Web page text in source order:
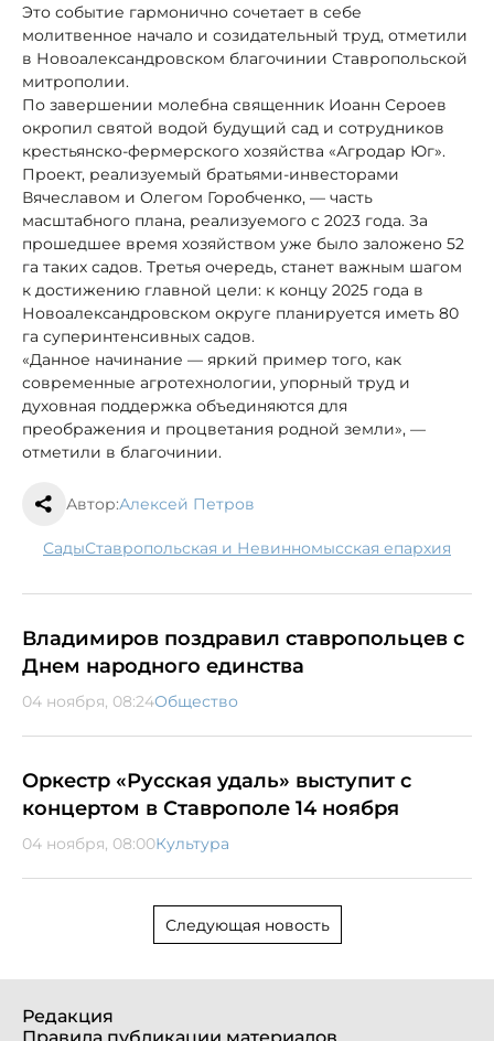
Это событие гармонично сочетает в себе
молитвенное начало и созидательный труд, отметили
в Новоалександровском благочинии Ставропольской
митрополии.
По завершении молебна священник Иоанн Сероев
окропил святой водой будущий сад и сотрудников
крестьянско-фермерского хозяйства «Агродар Юг».
Проект, реализуемый братьями-инвесторами
Вячеславом и Олегом Горобченко, — часть
масштабного плана, реализуемого с 2023 года. За
прошедшее время хозяйством уже было заложено 52
га таких садов. Третья очередь, станет важным шагом
к достижению главной цели: к концу 2025 года в
Новоалександровском округе планируется иметь 80
га суперинтенсивных садов.
«Данное начинание — яркий пример того, как
современные агротехнологии, упорный труд и
духовная поддержка объединяются для
преображения и процветания родной земли», —
отметили в благочинии.
Автор:Алексей Петров
сады Ставропольская и Невинномысская епархия
Владимиров поздравил ставропольцев с
Днем народного единства
04 ноября, 08:24Общество
Оркестр «Русская удаль» выступит с
концертом в Ставрополе 14 ноября
04 ноября, 08:00Культура
Следующая новость
Редакция
Правила публикации материалов